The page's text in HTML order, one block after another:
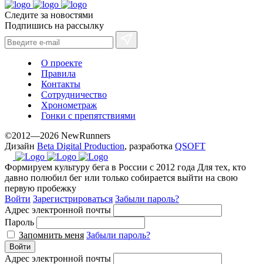
Следите за новостями
Подпишись на рассылку
О проекте
Правила
Контакты
Сотрудничество
Хронометраж
Гонки с препятствиями
©2012—2026 NewRunners
Дизайн Beta Digital Production, разработка QSOFT
Формируем культуру бега в России с 2012 года Для тех, кто
давно полюбил бег или только собирается выйти на свою
первую пробежку
Войти Зарегистрироваться Забыли пароль?
Адрес электронной почты
Пароль
Запомнить меня Забыли пароль?
Войти
Адрес электронной почты